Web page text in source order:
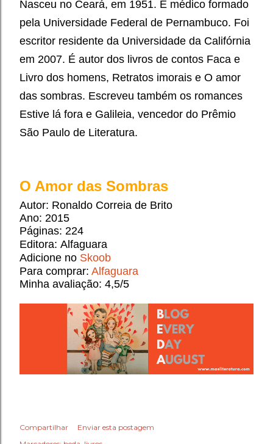
Nasceu no Ceará, em 1951. É médico formado
pela Universidade Federal de Pernambuco. Foi
escritor residente da Universidade da Califórnia
em 2007. É autor dos livros de contos Faca e
Livro dos homens, Retratos imorais e O amor
das sombras. Escreveu também os romances
Estive lá fora e Galileia, vencedor do Prêmio
São Paulo de Literatura.
O Amor das Sombras
Autor: Ronaldo Correia de Brito
Ano: 2015
Páginas: 224
Editora: Alfaguara
Adicione no Skoob
Para comprar: Alfaguara
Minha avaliação: 4,5/5
Compartilhar
Enviar esta postagem